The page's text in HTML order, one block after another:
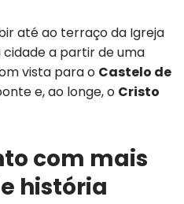
até ao terraço da Igreja
a partir de uma
vista para o Castelo de
e, ao longe, o Cristo
com mais
história